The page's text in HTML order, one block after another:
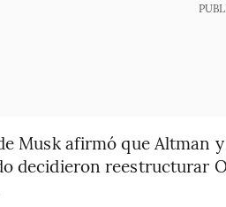
Musk afirmó que Altman
decidieron reestructurar